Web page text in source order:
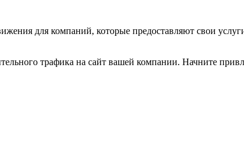
для компаний, которые предоставляют свои
трафика на сайт вашей компании. Начните